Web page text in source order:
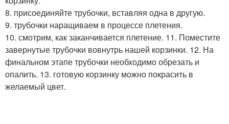
8. присоединяйте трубочки, вставляя одна в другую.
9. трубочки наращиваем в процессе плетения.
10. смотрим, как заканчивается плетение. 11. Поместите
завернутые трубочки вовнутрь нашей корзинки. 12. На
финальном этапе трубочки необходимо обрезать и
опалить. 13. готовую корзинку можно покрасить в
желаемый цвет.